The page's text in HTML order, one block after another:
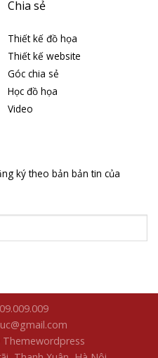
Chia sẻ
Thiết kế đồ họa
Thiết kế website
Góc chia sẻ
Học đồ họa
Video
ký theo bản bản tin của